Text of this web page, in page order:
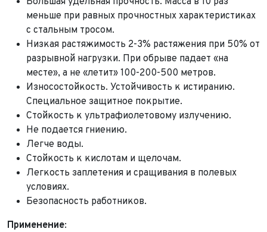
меньше при равных прочностных характеристиках
с стальным тросом.
Низкая растяжимость 2-3% растяжения при 50% от
разрывной нагрузки. При обрыве падает «на
месте», а не «летит» 100-200-500 метров.
Износостойкость. Устойчивость к истиранию.
Специальное защитное покрытие.
Стойкость к ультрафиолетовому излучению.
Не подается гниению.
Легче воды.
Стойкость к кислотам и щелочам.
Легкость заплетения и сращивания в полевых
условиях.
Безопасность работников.
Применение: